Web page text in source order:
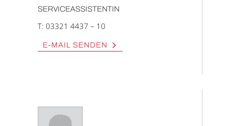
SER­VICE­AS­SIS­TEN­TIN
T: 03321 4437 – 10
E‑MAIL SEN­DEN